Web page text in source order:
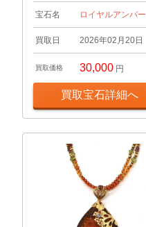
宝石名 ロイヤルアンバー
買取日 2026年02月20日
買取価格 30,000 円
買取宝石詳細へ